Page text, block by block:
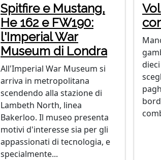
Spitfire e Mustang,
He 162 e FW190:
l'Imperial War
Museum di Londra
All'Imperial War Museum si
arriva in metropolitana
scendendo alla stazione di
Lambeth North, linea
Bakerloo. Il museo presenta
motivi d'interesse sia per gli
appassionati di tecnologia, e
specialmente...